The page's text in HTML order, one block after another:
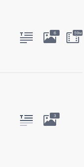
6 59м
3